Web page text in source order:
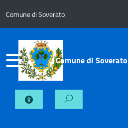
Comune di Soverato
Comune di Soverato